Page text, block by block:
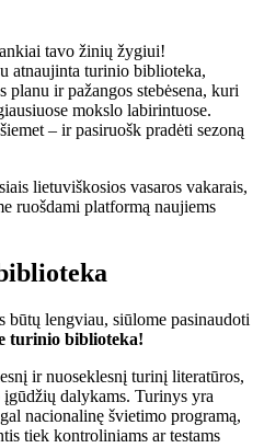
tavo žinių žygiui!
atnaujinta turinio biblioteka,
planu ir pažangos stebėsena, kuri
mokslo labirintuose.
– ir pasiruošk pradėti sezoną
lietuviškosios vasaros vakarais,
ruošdami platformą naujiems
lengviau, siūlome pasinaudoti
turinio biblioteka!
ir nuoseklesnį turinį literatūros,
dalykams. Turinys yra
nacionalinę švietimo programą,
tiek kontroliniams ar testams